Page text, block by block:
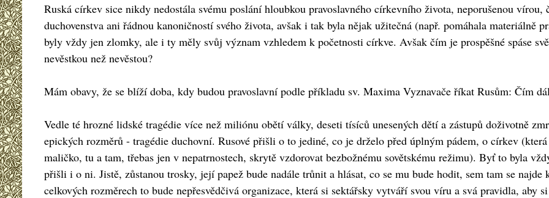
Ruská církev sice nikdy nedostála svému poslání hloubkou pravoslavného církevního života, neporušenou
duchovenstva ani řádnou kanoničností svého života, avšak i tak byla nějak užitečná (např. pomáhala materiálně
byly vždy jen zlomky, ale i ty měly svůj význam vzhledem k početnosti církve. Avšak čím je prospěšné spáse
nevěstkou než nevěstou?
Mám obavy, že se blíží doba, kdy budou pravoslavní podle příkladu sv. Maxima Vyznavače říkat Rusům: Čím
Vedle té hrozné lidské tragédie více než miliónu obětí války, deseti tísíců unesených dětí a zástupů doživotně
epických rozměrů - tragédie duchovní. Rusové přišli o to jediné, co je drželo před úplným pádem, o církev
maličko, tu a tam, třebas jen v nepatrnostech, skrytě vzdorovat bezbožnému sovětskému režimu). Byť to byla
přišli i o ni. Jistě, zůstanou trosky, její papež bude nadále trůnit a hlásat, co se mu bude hodit, sem tam se
celkových rozměrech to bude nepřesvědčivá organizace, která si sektářsky vytváří svou víru a svá pravidla, aby